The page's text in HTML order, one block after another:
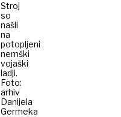
Stroj
so
našli
na
potopljeni
nemški
vojaški
ladji.
Foto:
arhiv
Danijela
Germeka